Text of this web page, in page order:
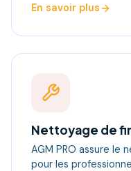
En savoir plus
Nettoyage de
AGM PRO assure le
pour les